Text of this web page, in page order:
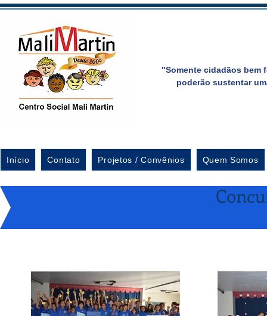
"Somente cidadãos bem
poderão sustentar
Início Contato Projetos / Convênios Quem Somos